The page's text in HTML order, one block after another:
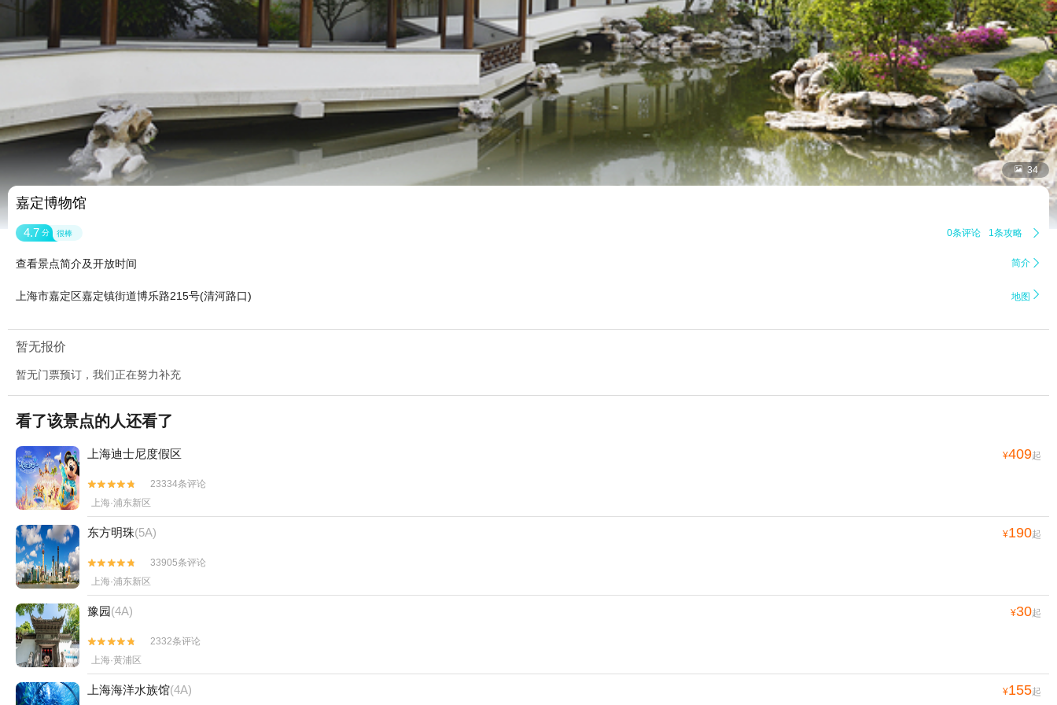
 34
嘉定博物馆
4.7 分 很棒 0条评论 1条攻略 
查看景点简介及开放时间 简介 
上海市嘉定区嘉定镇街道博乐路215号(清河路口) 地图 
暂无报价
暂无门票预订，我们正在努力补充
看了该景点的人还看了
上海迪士尼度假区 ¥409起


23334条评论
上海·浦东新区
东方明珠(5A) ¥190起


33905条评论
上海·浦东新区
豫园(4A) ¥30起


2332条评论
上海·黄浦区
上海海洋水族馆(4A) ¥155起